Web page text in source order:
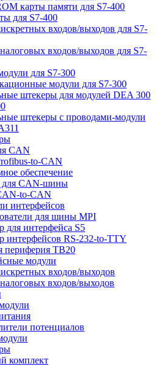
карты памяти для S7-400
для S7-400
входов/выходов для S7-
входов/выходов для S7-
для S7-300
модули для S7-300
штекеры для модулей DEA 300
штекеры с проводами-модули
CAN
to-CAN
обеспечение
CAN-шины
to-CAN
интерфейсов
для шины MPI
для интерфейса S5
интерфейсов RS-232-to-TTY
периферия TB20
модули
входов/выходов
входов/выходов
потенциалов
комплект